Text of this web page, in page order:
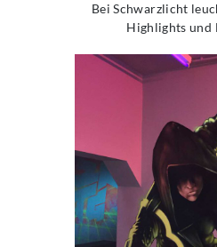
Bei Schwarzlicht
Highlights und